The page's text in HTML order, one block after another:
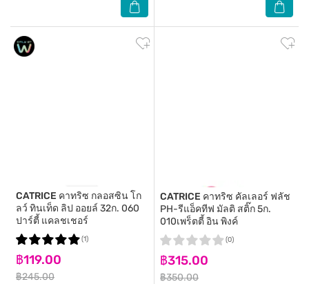
CATRICE คาทริซ กลอสซิน โก
ลว์ ทินเท็ด ลิป ออยล์ 32ก. 060
ปาร์ตี้ แคลชเชอร์
฿119.00
฿245.00
(1)
CATRICE คาทริซ คัลเลอร์ ฟลัช
PH-รีแอ็คทีฟ มัลติ สติ๊ก 5ก.
010เพร็ตตี้ อิน พิงค์
฿315.00
฿350.00
(0)